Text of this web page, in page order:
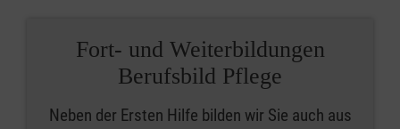
Fort- und Weiterbildungen
Berufsbild Pflege
Neben der Ersten Hilfe bilden wir Sie auch aus